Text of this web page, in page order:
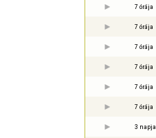
7 órája
7 órája
7 órája
7 órája
7 órája
7 órája
3 napja